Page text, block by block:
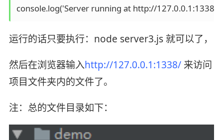
运行的话只要执行：node server3.js 就可以了，
然后在浏览器输入http://127.0.0.1:1338/来访问
项目文件夹内的文件了。
注：总的文件目录如下：